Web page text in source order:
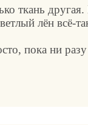
ткань
лён всё-
пока ни